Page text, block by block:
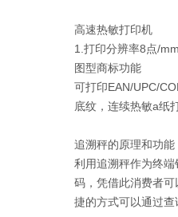
高速热敏打印机
1.打印分辨率8点/
图型商标功能
可打印EAN/UPC/
底纹，连续热敏a纸
追溯秤的原理和功能
利用追溯秤作为终
码，凭借此消费者
捷的方式可以通过